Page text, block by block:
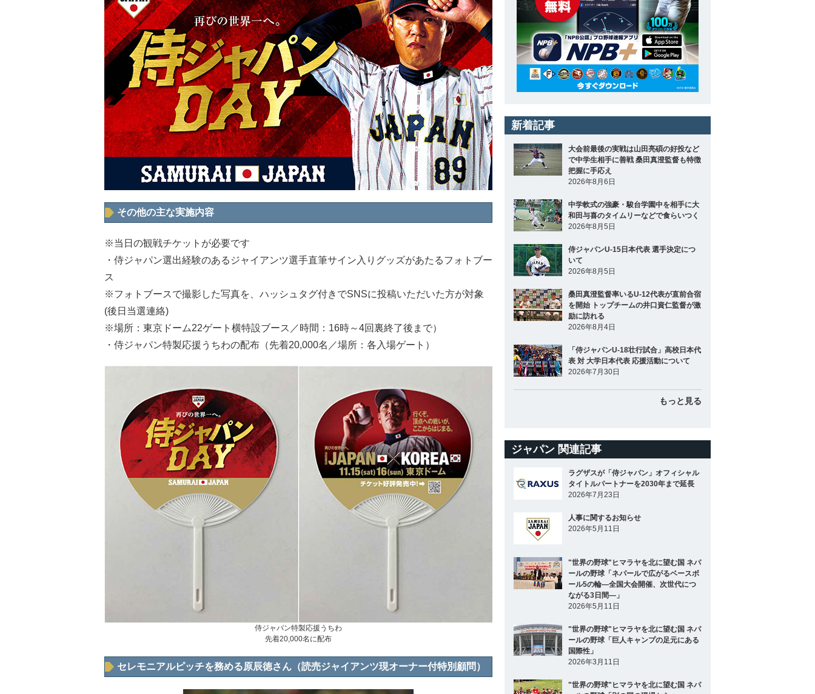
その他の主な実施内容
※当日の観戦チケットが必要です
・侍ジャパン選出経験のあるジャイアンツ選手直筆サイン入りグッズがあたるフォトブー
ス
※フォトブースで撮影した写真を、ハッシュタグ付きでSNSに投稿いただいた方が対象
(後日当選連絡)
※場所：東京ドーム22ゲート横特設ブース／時間：16時～4回裏終了後まで）
・侍ジャパン特製応援うちわの配布（先着20,000名／場所：各入場ゲート）
侍ジャパン特製応援うちわ
先着20,000名に配布
セレモニアルピッチを務める原辰徳さん（読売ジャイアンツ現オーナー付特別顧問）
新着記事
大会前最後の実戦は山田亮碩の好投など
で中学生相手に善戦 桑田真澄監督も特徴
把握に手応え
2026年8月6日
中学軟式の強豪・駿台学園中を相手に大
和田与喜のタイムリーなどで食らいつく
2026年8月5日
侍ジャパンU-15日本代表 選手決定につ
いて
2026年8月5日
桑田真澄監督率いるU-12代表が直前合宿
を開始 トップチームの井口資仁監督が激
励に訪れる
2026年8月4日
「侍ジャパンU-18壮行試合」高校日本代
表 対 大学日本代表 応援活動について
2026年7月30日
もっと見る
ジャパン 関連記事
ラグザスが「侍ジャパン」オフィシャル
タイトルパートナーを2030年まで延長
2026年7月23日
人事に関するお知らせ
2026年5月11日
"世界の野球"ヒマラヤを北に望む国 ネパ
ールの野球「ネパールで広がるベースボ
ール5の輪―全国大会開催、次世代につ
ながる3日間―」
2026年5月11日
"世界の野球"ヒマラヤを北に望む国 ネパ
ールの野球「巨人キャンプの足元にある
国際性」
2026年3月11日
"世界の野球"ヒマラヤを北に望む国 ネパ